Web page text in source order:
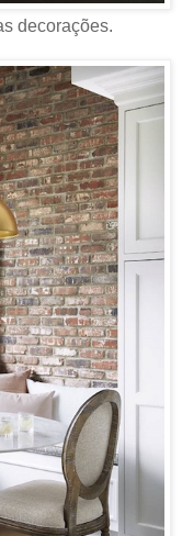
decorações.